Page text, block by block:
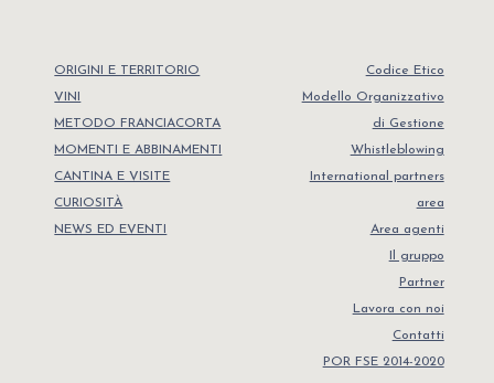
ORIGINI E TERRITORIO
VINI
METODO FRANCIACORTA
MOMENTI E ABBINAMENTI
CANTINA E VISITE
CURIOSITÀ
NEWS ED EVENTI
Codice Etico
Modello Organizzativo
di Gestione
Whistleblowing
International partners
area
Area agenti
Il gruppo
Partner
Lavora con noi
Contatti
POR FSE 2014-2020